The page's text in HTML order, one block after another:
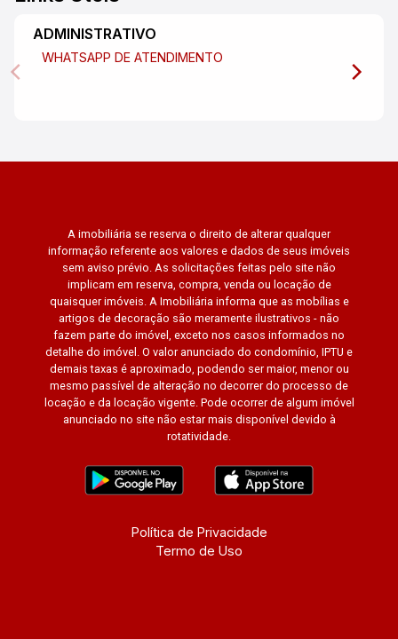
ADMINISTRATIVO
WHATSAPP DE ATENDIMENTO
A imobiliária se reserva o direito de alterar qualquer
informação referente aos valores e dados de seus imóveis
sem aviso prévio. As solicitações feitas pelo site não
implicam em reserva, compra, venda ou locação de
quaisquer imóveis. A Imobiliária informa que as mobílias e
artigos de decoração são meramente ilustrativos - não
fazem parte do imóvel, exceto nos casos informados no
detalhe do imóvel. O valor anunciado do condomínio, IPTU e
demais taxas é aproximado, podendo ser maior, menor ou
mesmo passível de alteração no decorrer do processo de
locação e da locação vigente. Pode ocorrer de algum imóvel
anunciado no site não estar mais disponível devido à
rotatividade.
Política de Privacidade
Termo de Uso